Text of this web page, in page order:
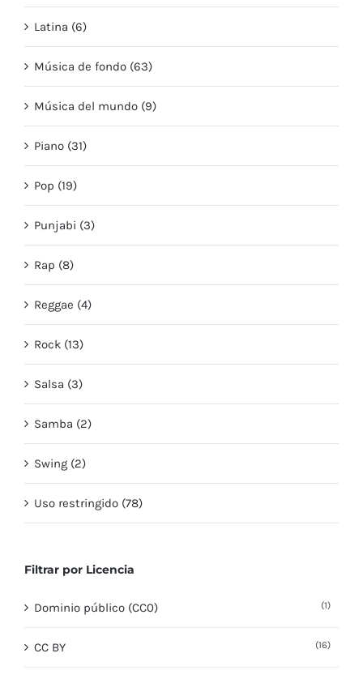
Latina (6)
Música de fondo (63)
Música del mundo (9)
Piano (31)
Pop (19)
Punjabi (3)
Rap (8)
Reggae (4)
Rock (13)
Salsa (3)
Samba (2)
Swing (2)
Uso restringido (78)
Filtrar por Licencia
Dominio público (CC0) (1)
CC BY (16)